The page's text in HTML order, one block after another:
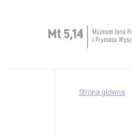
Strona główna